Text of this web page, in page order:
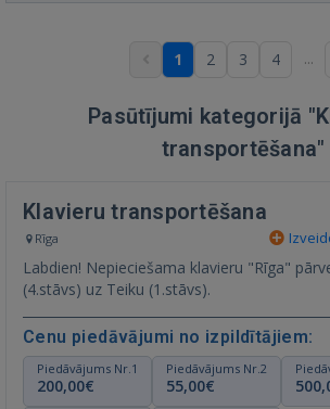
1 2 3 4 ...
Pasūtījumi kategorijā
transportēšana"
Klavieru transportēšana
Rīga
Labdien! Nepieciešama klavieru "Rīga"
(4.stāvs) uz Teiku (1.stāvs).
Cenu piedāvājumi no izpildītājiem:
Piedāvājums Nr.1
200,00€
Piedāvājums Nr.2
55,00€